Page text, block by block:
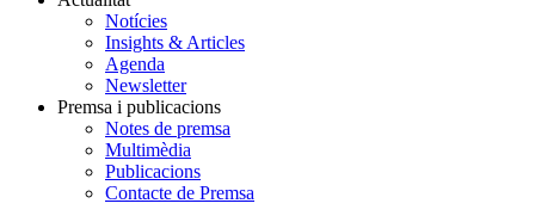
Notícies
Insights & Articles
Agenda
Newsletter
Premsa i publicacions
Notes de premsa
Multimèdia
Publicacions
Contacte de Premsa